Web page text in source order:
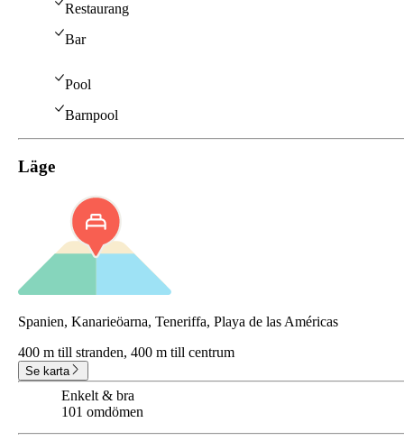
Restaurang
Bar
Pool
Barnpool
Läge
Spanien, Kanarieöarna, Teneriffa, Playa de las Américas
400 m till stranden, 400 m till centrum
Se karta
Enkelt & bra
101 omdömen